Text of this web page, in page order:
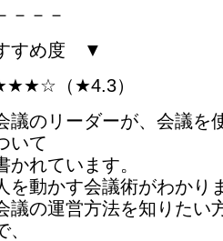
－－－
め度 ▼
（★4.3）
ーダーが、会議を使
いて
います。
す会議術がわかり
営方法を知りたい方